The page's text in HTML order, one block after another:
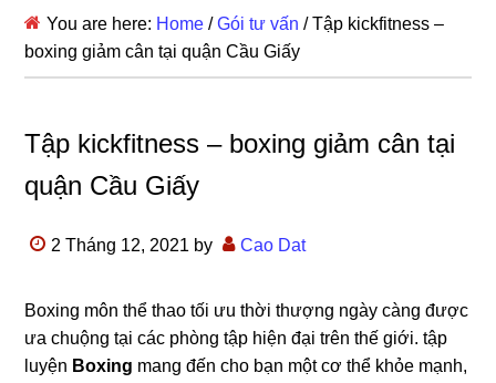
You are here: Home / Gói tư vấn /Tập kickfitness –
boxing giảm cân tại quận Cầu Giấy
Tập kickfitness – boxing giảm cân tại
quận Cầu Giấy
2 Tháng 12, 2021 by Cao Dat
Boxing môn thể thao tối ưu thời thượng ngày càng được
ưa chuộng tại các phòng tập hiện đại trên thế giới. tập
luyện Boxing mang đến cho bạn một cơ thể khỏe mạnh,